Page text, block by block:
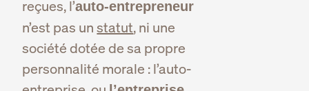
reçues, l’auto-entrepreneur
n’est pas unstatut, ni une
société dotée de sa propre
personnalité morale : l’auto-